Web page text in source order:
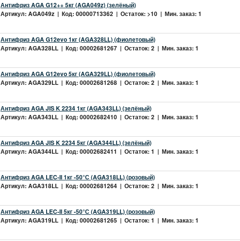
Антифриз AGA G12++ 5кг (AGA049z) (зелёный)
Артикул: AGA049z | Код: 00000713362 | Остаток: >10 | Мин. заказ: 1
Антифриз AGA G12evo 1кг (AGA328LL) (фиолетовый)
Артикул: AGA328LL | Код: 00002681267 | Остаток: 2 | Мин. заказ: 1
Антифриз AGA G12evo 5кг (AGA329LL) (фиолетовый)
Артикул: AGA329LL | Код: 00002681268 | Остаток: 2 | Мин. заказ: 1
Антифриз AGA JIS K 2234 1кг (AGA343LL) (зелёный)
Артикул: AGA343LL | Код: 00002682410 | Остаток: 2 | Мин. заказ: 1
Антифриз AGA JIS K 2234 5кг (AGA344LL) (зелёный)
Артикул: AGA344LL | Код: 00002682411 | Остаток: 1 | Мин. заказ: 1
Антифриз AGA LEC-II 1кг -50°С (AGA318LL) (розовый)
Артикул: AGA318LL | Код: 00002681264 | Остаток: 2 | Мин. заказ: 1
Антифриз AGA LEC-II 5кг -50°С (AGA319LL) (розовый)
Артикул: AGA319LL | Код: 00002681265 | Остаток: 1 | Мин. заказ: 1